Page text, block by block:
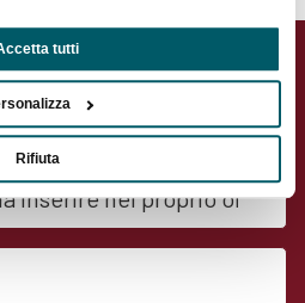
tutti
Rifiuta
ora